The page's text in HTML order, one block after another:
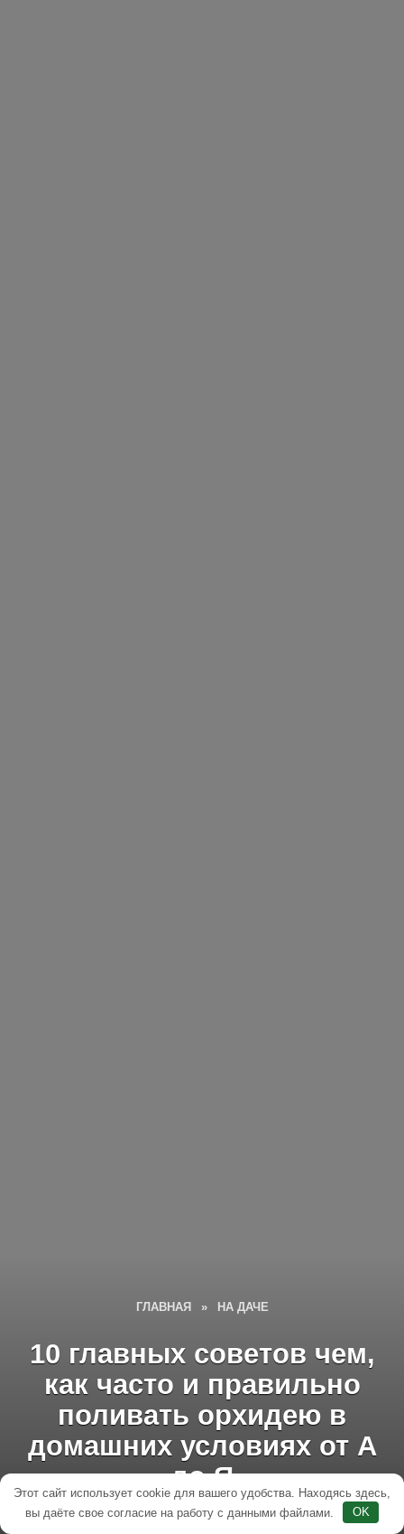
ГЛАВНАЯ » НА ДАЧЕ
10 главных советов чем,
как часто и правильно
поливать орхидею в
домашних условиях от А
до Я
Этот сайт использует cookie для вашего удобства. Находясь здесь,
вы даёте свое согласие на работу с данными файлами.
OK